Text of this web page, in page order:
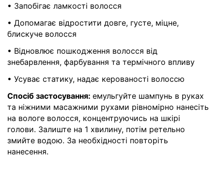
• Запобігає ламкості волосся
• Допомагає відростити довге, густе, міцне,
блискуче волосся
• Відновлює пошкодження волосся від
знебарвлення, фарбування та термічного впливу
• Усуває статику, надає керованості волоссю
Спосіб застосування: емульгуйте шампунь в руках
та ніжними масажними рухами рівномірно нанесіть
на вологе волосся, концентруючись на шкірі
голови. Залиште на 1 хвилину, потім ретельно
змийте водою. За необхідності повторіть
нанесення.